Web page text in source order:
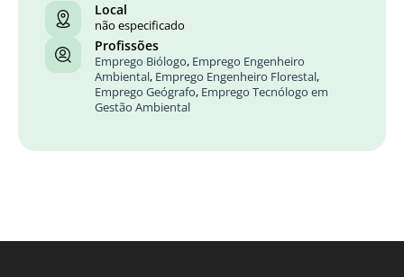
Local
não especificado
Profissões
Emprego Biólogo, Emprego Engenheiro
Ambiental, Emprego Engenheiro Florestal,
Emprego Geógrafo, Emprego Tecnólogo em
Gestão Ambiental